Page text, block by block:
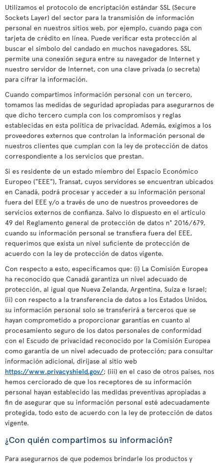
Utilizamos el protocolo de encriptación estándar SSL (Secure
Sockets Layer) del sector para la transmisión de información
personal en nuestros sitios web, por ejemplo, cuando paga con
tarjeta de crédito en línea. Puede verificar esta protección al
buscar el símbolo del candado en muchos navegadores. SSL
permite una conexión segura entre su navegador de Internet y
nuestro servidor de Internet, con una clave privada (o secreta)
para cifrar la información.
Cuando compartimos información personal con un tercero,
tomamos las medidas de seguridad apropiadas para asegurarnos de
que dicho tercero cumpla con los compromisos y reglas
establecidas en esta política de privacidad. Además, exigimos a los
proveedores externos que controlan la información personal de
nuestros clientes que cumplan con la ley de protección de datos
correspondiente a los servicios que prestan.
Si es residente de un estado miembro del Espacio Económico
Europeo ("EEE"), Transat, cuyos servidores se encuentran ubicados
en Canadá, podrá procesar y acceder a su información personal
fuera del EEE y/o a través de uno de nuestros proveedores de
servicios externos de confianza. Salvo lo dispuesto en el artículo
49 del Reglamento general de protección de datos n° 2016/679,
cuando su información personal se transfiera fuera del EEE,
requerimos que exista un nivel suficiente de protección de
acuerdo con la ley de protección de datos vigente.
Con respecto a esto, especificamos que: (i) La Comisión Europea
ha reconocido que Canadá garantiza un nivel adecuado de
protección, al igual que Nueva Zelanda, Argentina, Suiza e Israel;
(ii) con respecto a la transferencia de datos a los Estados Unidos,
su información personal solo se transferirá a terceros que se
hayan comprometido a proporcionar garantías en cuanto al
procesamiento seguro de los datos personales de conformidad
con el Escudo de privacidad reconocido por la Comisión Europea
como garantía de un nivel adecuado de protección; para consultar
información adicional, diríjase al sitio web
https://www.privacyshield.gov/; (iii) en el caso de otros países, nos
hemos cerciorado de que los receptores de su información
personal hayan establecido las medidas preventivas apropiadas a
fin de asegurar que su información personal esté adecuadamente
protegida, todo esto de acuerdo con la ley de protección de datos
vigente.
¿Con quién compartimos su información?
Para asegurarnos de que podemos brindarle los productos y